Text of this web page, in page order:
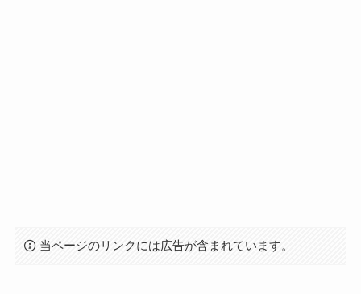
当ページのリンクには広告が含まれています。